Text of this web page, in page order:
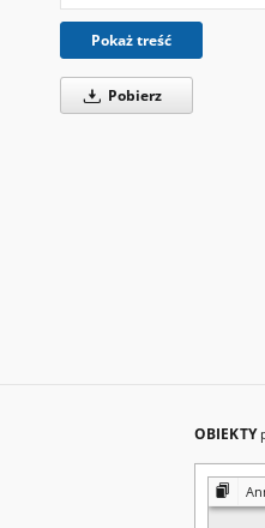
Pokaż treść
Pobierz
OBIEKTY
Annales